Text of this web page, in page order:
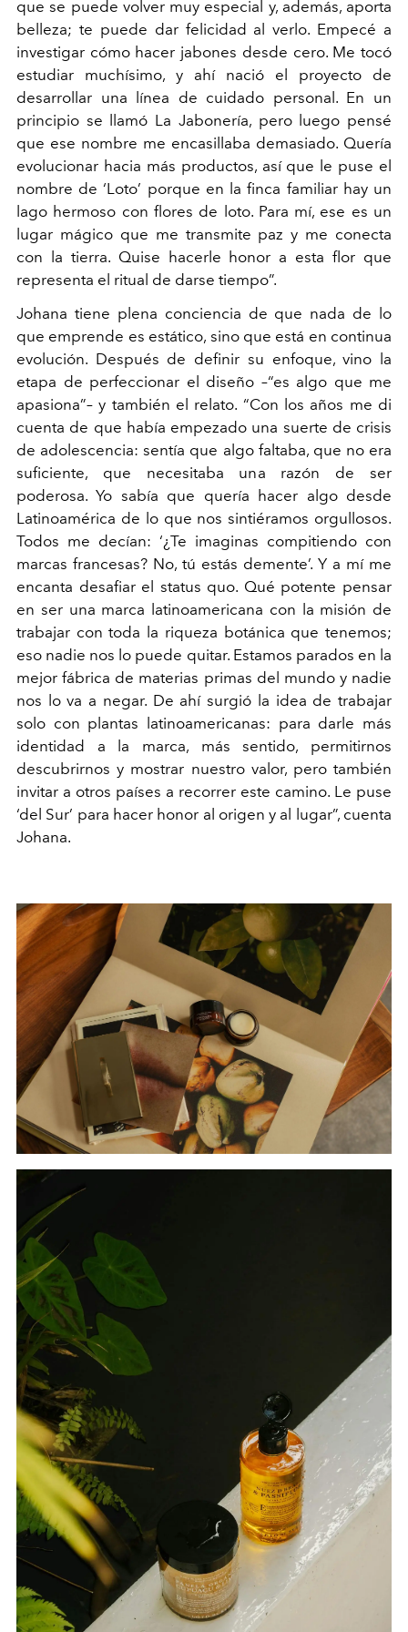
que se puede volver muy especial y, además, aporta
belleza; te puede dar felicidad al verlo. Empecé a
investigar cómo hacer jabones desde cero. Me tocó
estudiar muchísimo, y ahí nació el proyecto de
desarrollar una línea de cuidado personal. En un
principio se llamó La Jabonería, pero luego pensé
que ese nombre me encasillaba demasiado. Quería
evolucionar hacia más productos, así que le puse el
nombre de ‘Loto’ porque en la finca familiar hay un
lago hermoso con flores de loto. Para mí, ese es un
lugar mágico que me transmite paz y me conecta
con la tierra. Quise hacerle honor a esta flor que
representa el ritual de darse tiempo”.
Johana tiene plena conciencia de que nada de lo
que emprende es estático, sino que está en continua
evolución. Después de definir su enfoque, vino la
etapa de perfeccionar el diseño –“es algo que me
apasiona”– y también el relato. “Con los años me di
cuenta de que había empezado una suerte de crisis
de adolescencia: sentía que algo faltaba, que no era
suficiente, que necesitaba una razón de ser
poderosa. Yo sabía que quería hacer algo desde
Latinoamérica de lo que nos sintiéramos orgullosos.
Todos me decían: ‘¿Te imaginas compitiendo con
marcas francesas? No, tú estás demente’. Y a mí me
encanta desafiar el status quo. Qué potente pensar
en ser una marca latinoamericana con la misión de
trabajar con toda la riqueza botánica que tenemos;
eso nadie nos lo puede quitar. Estamos parados en la
mejor fábrica de materias primas del mundo y nadie
nos lo va a negar. De ahí surgió la idea de trabajar
solo con plantas latinoamericanas: para darle más
identidad a la marca, más sentido, permitirnos
descubrirnos y mostrar nuestro valor, pero también
invitar a otros países a recorrer este camino. Le puse
‘del Sur’ para hacer honor al origen y al lugar”, cuenta
Johana.